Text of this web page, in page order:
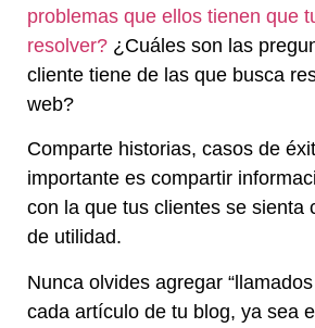
problemas que ellos tienen que
resolver? ¿Cuáles son las
cliente tiene de las que busca
web?
Comparte historias, casos de
importante es compartir
con la que tus clientes se sienta
de utilidad.
Nunca olvides agregar
cada artículo de tu blog, ya sea